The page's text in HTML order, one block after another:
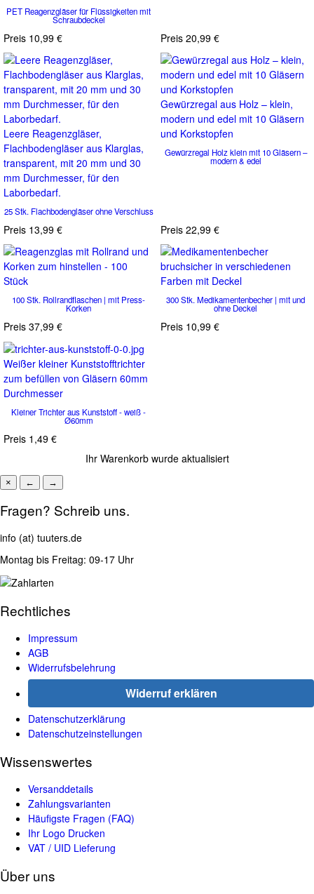
PET Reagenzgläser für Flüssigkeiten mit
Schraubdeckel
Preis 10,99 € Preis 20,99 €
Leere Reagenzgläser,
Flachbodengläser aus Klarglas,
transparent, mit 20 mm und 30
mm Durchmesser, für den
Laborbedarf.
25 Stk. Flachbodengläser ohne Verschluss
Preis 13,99 €
Gewürzregal aus Holz – klein,
modern und edel mit 10 Gläsern
und Korkstopfen
Gewürzregal Holz klein mit 10 Gläsern –
modern & edel
Preis 22,99 €
100 Stk. Rollrandflaschen | mit Press-
Korken
Preis 37,99 €
300 Stk. Medikamentenbecher | mit und
ohne Deckel
Preis 10,99 €
Weißer kleiner Kunststofftrichter
zum befüllen von Gläsern 60mm
Durchmesser
Kleiner Trichter aus Kunststoff - weiß -
Ø60mm
Preis 1,49 €
Ihr Warenkorb wurde aktualisiert
× ← →
Fragen? Schreib uns.
info (at) tuuters.de
Montag bis Freitag: 09-17 Uhr
Rechtliches
Impressum
AGB
Widerrufsbelehrung
Widerruf erklären
Datenschutzerklärung
Datenschutzeinstellungen
Wissenswertes
Versanddetails
Zahlungsvarianten
Häufigste Fragen (FAQ)
Ihr Logo Drucken
VAT / UID Lieferung
Über uns